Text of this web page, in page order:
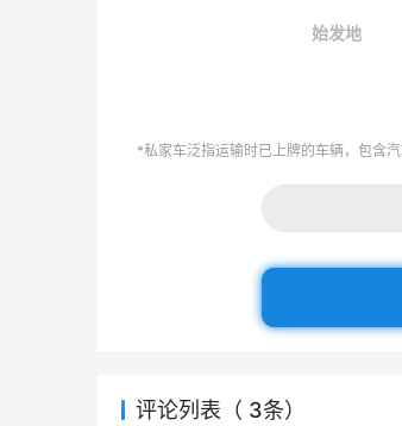
始发地
*私家车泛指运输时已上牌的车辆，包含
评论列表（ 3条）